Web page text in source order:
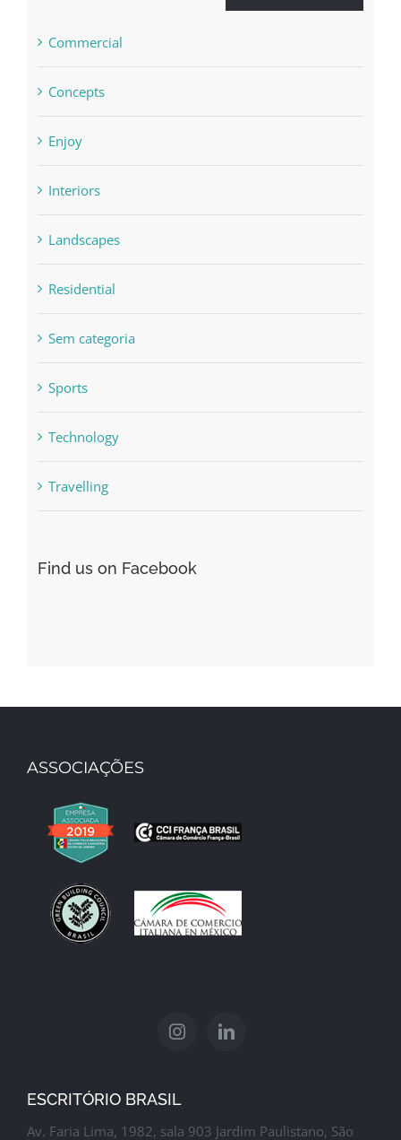
Commercial
Concepts
Enjoy
Interiors
Landscapes
Residential
Sem categoria
Sports
Technology
Travelling
Find us on Facebook
ASSOCIAÇÕES
ESCRITÓRIO BRASIL
Av. Faria Lima, 1982, sala 903 Jardim Paulistano, São